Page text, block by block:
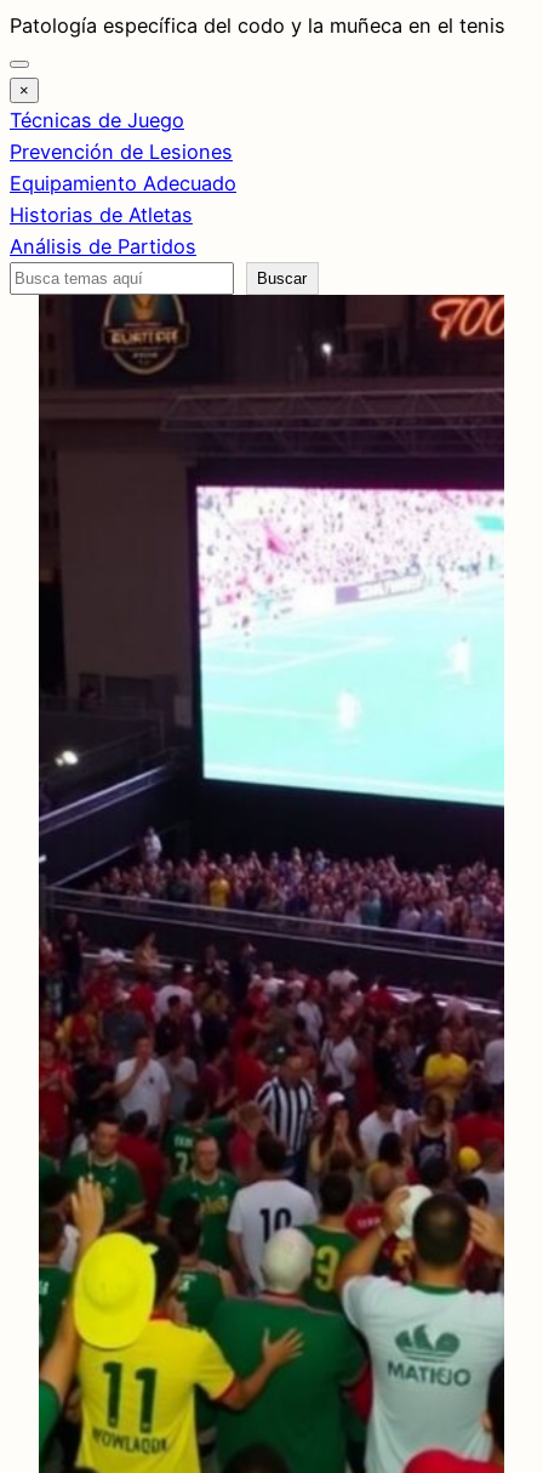
Saltar
al
contenido
Patología específica del codo y la muñeca en el tenis
×
Técnicas de Juego
Prevención de Lesiones
Equipamiento Adecuado
Historias de Atletas
Análisis de Partidos
Buscar
Buscar